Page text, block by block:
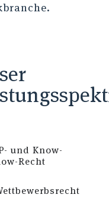
und Know-
Recht